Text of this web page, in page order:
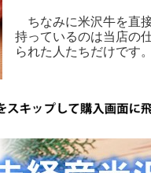
ちなみに米沢牛を直
持っているのは当店の
られた人たちだけです。